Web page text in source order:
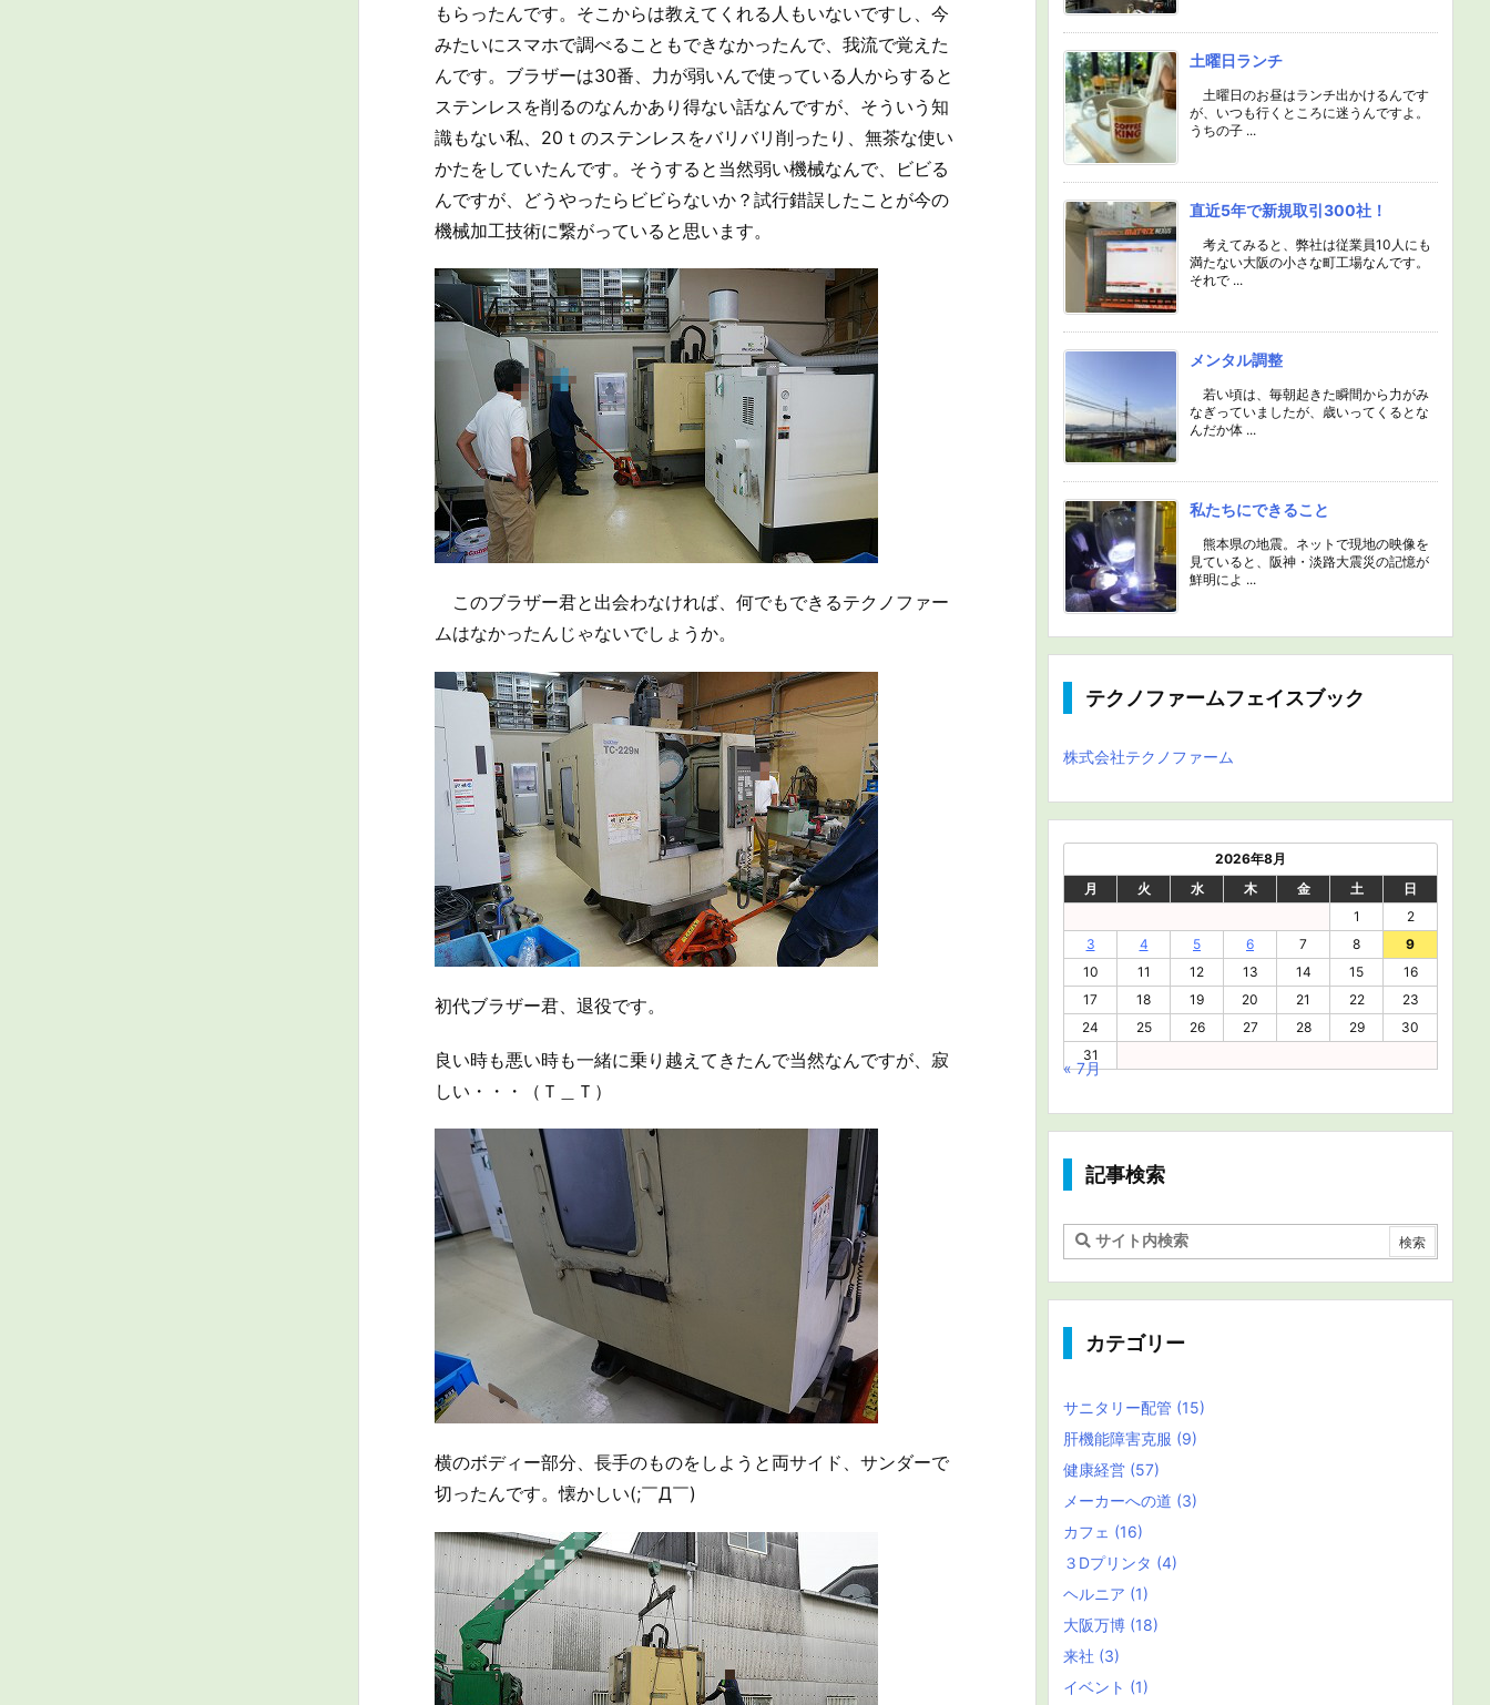
もらったんです。そこからは教えてくれる人もいないですし、今
みたいにスマホで調べることもできなかったんで、我流で覚えた
んです。ブラザーは30番、力が弱いんで使っている人からすると
ステンレスを削るのなんかあり得ない話なんですが、そういう知
識もない私、20ｔのステンレスをバリバリ削ったり、無茶な使い
かたをしていたんです。そうすると当然弱い機械なんで、ビビる
んですが、どうやったらビビらないか？試行錯誤したことが今の
機械加工技術に繋がっていると思います。
このブラザー君と出会わなければ、何でもできるテクノファー
ムはなかったんじゃないでしょうか。
初代ブラザー君、退役です。
良い時も悪い時も一緒に乗り越えてきたんで当然なんですが、寂
しい・・・（Ｔ＿Ｔ）
横のボディー部分、長手のものをしようと両サイド、サンダーで
切ったんです。懐かしい(;￣Д￣)
土曜日ランチ
土曜日のお昼はランチ出かけるんです
が、いつも行くところに迷うんですよ。
うちの子 ...
直近5年で新規取引300社！
考えてみると、弊社は従業員10人にも
満たない大阪の小さな町工場なんです。
それで ...
メンタル調整
若い頃は、毎朝起きた瞬間から力がみ
なぎっていましたが、歳いってくるとな
んだか体 ...
私たちにできること
熊本県の地震。ネットで現地の映像を
見ていると、阪神・淡路大震災の記憶が
鮮明によ ...
テクノファームフェイスブック
株式会社テクノファーム
2026年8月
月
火 水 木 金 土
日
1
2
3
4 5 6 7 8
9
10
11 12 13 14 15
16
17
18 19 20 21 22
23
24
25 26 27 28 29
30
31
« 7月
記事検索
カテゴリー
サニタリー配管 (15)
肝機能障害克服 (9)
健康経営 (57)
メーカーへの道 (3)
カフェ (16)
３Dプリンタ (4)
ヘルニア (1)
大阪万博 (18)
来社 (3)
イベント (1)